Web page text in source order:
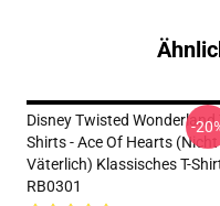
Disney Twisted Wonderland
Shirts - Ace Of Hearts (nicht
Väterlich) Klassisches T-
RB0301
-